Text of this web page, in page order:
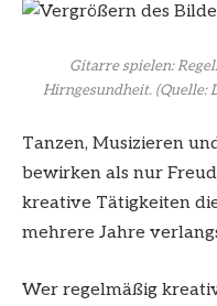
Gitarre spielen:
Hirngesundheit. (Quelle:
Tanzen, Musizieren
bewirken als nur
kreative Tätigkeiten
mehrere Jahre
Wer regelmäßig